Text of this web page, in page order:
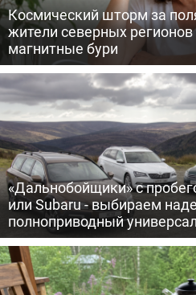
Космический шторм за
жители северных
магнитные бури
«Дальнобойщики» с
или Subaru - выбираем
полноприводный